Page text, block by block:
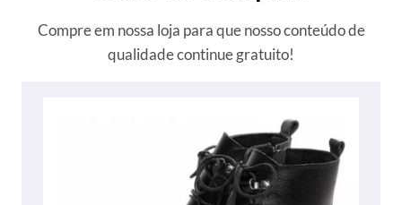
Compre em nossa loja para que nosso conteúdo de
qualidade continue gratuito!